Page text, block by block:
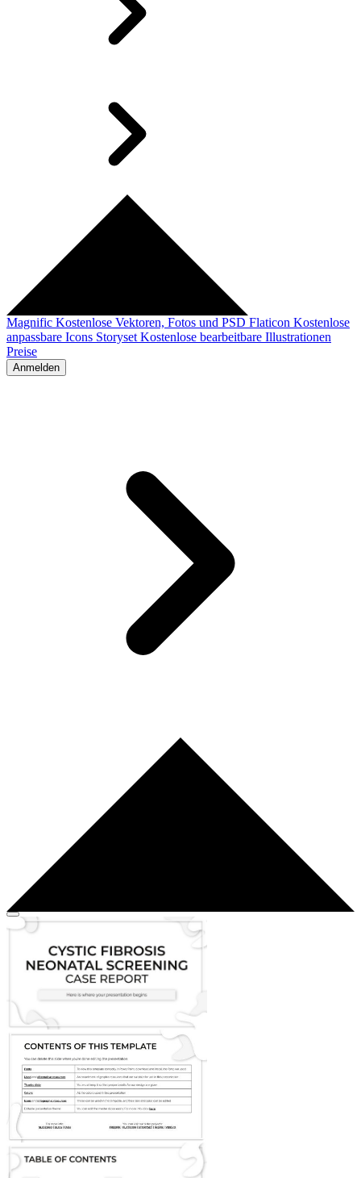
Magnific Kostenlose Vektoren, Fotos und PSD Flaticon Kostenlose
anpassbare Icons Storyset Kostenlose bearbeitbare Illustrationen
Preise
Anmelden